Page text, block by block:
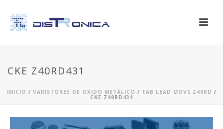
CKE Z40RD431
INICIO / VARISTORES DE OXIDO METÁLICO / TAB LEAD MOVS Z40RD /
CKE Z40RD431